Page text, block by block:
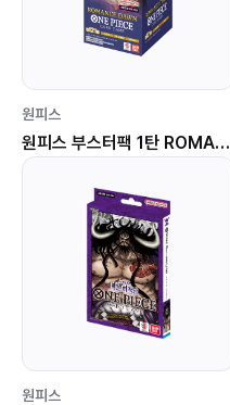
원피스
원피스 부스터팩 1탄 ROMANCE DAWN [OPK-01]
원피스